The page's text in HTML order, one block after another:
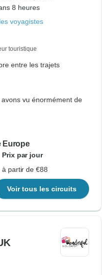
8 heures
voyagistes
touristique
vu énormément de
Europe
Prix par jour
à partir de €88
Voir tous les circuits